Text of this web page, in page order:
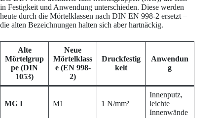
in Festigkeit und Anwendung unterschieden. Diese werden
heute durch die Mörtelklassen nach DIN EN 998-2 ersetzt –
die alten Bezeichnungen halten sich aber hartnäckig.
Alte
Mörtelgrup
pe (DIN
1053)
Neue
Mörtelklass
e (EN 998-
2)
Druckfestig
keit
Anwendun
g
MG I M1 1 N/mm²
Innenputz,
leichte
Innenwände